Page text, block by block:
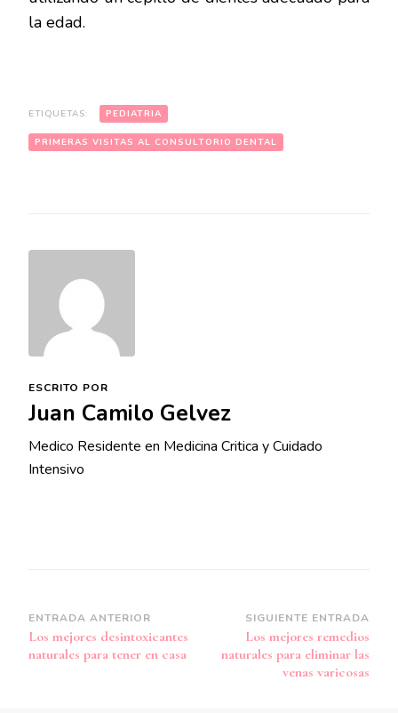
la edad.
ETIQUETAS: PEDIATRIA
PRIMERAS VISITAS AL CONSULTORIO DENTAL
ESCRITO POR
Juan Camilo Gelvez
Medico Residente en Medicina Critica y Cuidado
Intensivo
Navegación
de
entradas
ENTRADA ANTERIOR
Los mejores desintoxicantes
naturales para tener en casa
SIGUIENTE ENTRADA
Los mejores remedios
naturales para eliminar las
venas varicosas